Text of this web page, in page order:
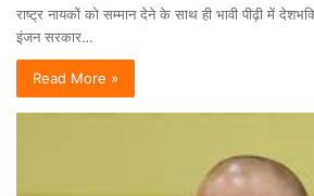
राष्ट्र नायकों को सम्मान देने के साथ ही भावी पीढ़ी में
इंजन सरकार…
Read More »